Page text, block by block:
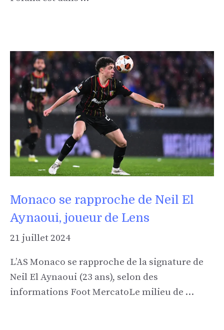
Monaco se rapproche de Neil El
Aynaoui, joueur de Lens
21 juillet 2024
L’AS Monaco se rapproche de la signature de
Neil El Aynaoui (23 ans), selon des
informations Foot MercatoLe milieu de …